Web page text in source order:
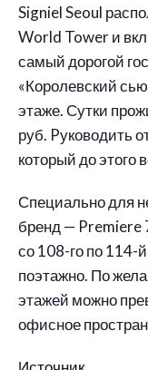
Signiel Seoul
World Tower и
самый дорогой
«Королевский
этаже. Сутки
руб. Pуководить
который до этого
Специально для
бренд — Premiere
со 108-го по 114-
поэтажно. По
этажей можно
офисное